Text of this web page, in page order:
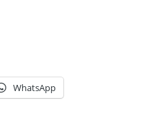
WhatsApp